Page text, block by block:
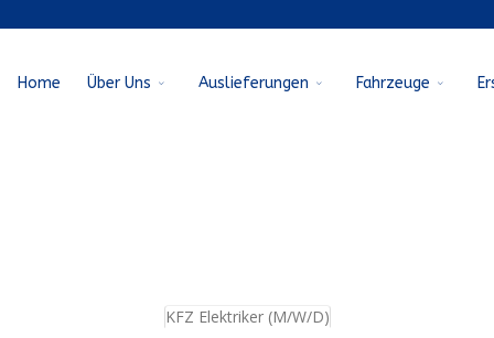
Home Über Uns Auslieferungen Fahrzeuge
KFZ Elektriker (M/W/D)